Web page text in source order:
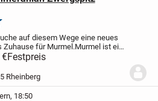
auf diesem Wege eine neues
Zuhause für Murmel.Murmel ist ein
Zwergspitz Männchen. Er
Jahre alt (seit Baby bei mir), nicht
(hat gesunde Babys gezeugt)
Festpreis
Rheinberg
18:50